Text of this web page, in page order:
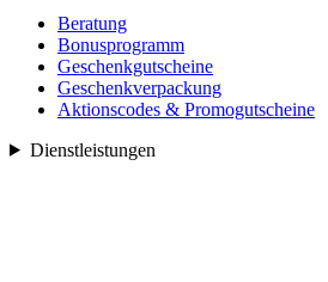
Beratung
Bonusprogramm
Geschenkgutscheine
Geschenkverpackung
Aktionscodes & Promogutscheine
Dienstleistungen